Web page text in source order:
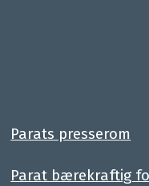
Parats presserom
Parat bærekraftig